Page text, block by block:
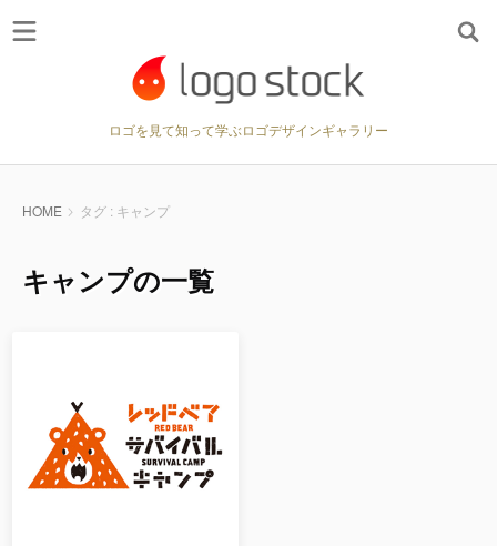
ロゴを見て知って学ぶロゴデザインギャラリー
HOME タグ : キャンプ
キャンプの一覧